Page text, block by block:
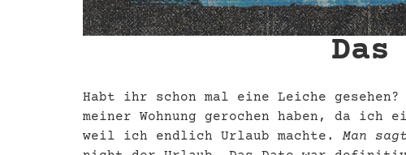
Habt ihr schon mal eine Leiche
meiner Wohnung gerochen haben, da ich
weil ich endlich Urlaub machte.Man